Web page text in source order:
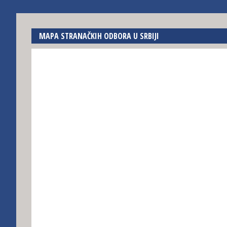
MAPA STRANAČKIH ODBORA U SRBIJI